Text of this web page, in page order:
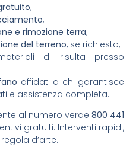
;
;
e rimozione terra;
del terreno, se richiesto;
di risulta presso
affidati a chi garantisce
e assistenza completa.
al numero verde 800 441
gratuiti. Interventi rapidi,
d’arte.